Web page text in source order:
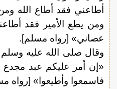
أطاعني فقد أطاع الله
ومن يطع الأمير فقد
عصاني» [رواه مسلم].
وقال صلى الله عليه
«إن أمر عليكم عبد مجدع
فاسمعوا وأطيعوا» [رواه